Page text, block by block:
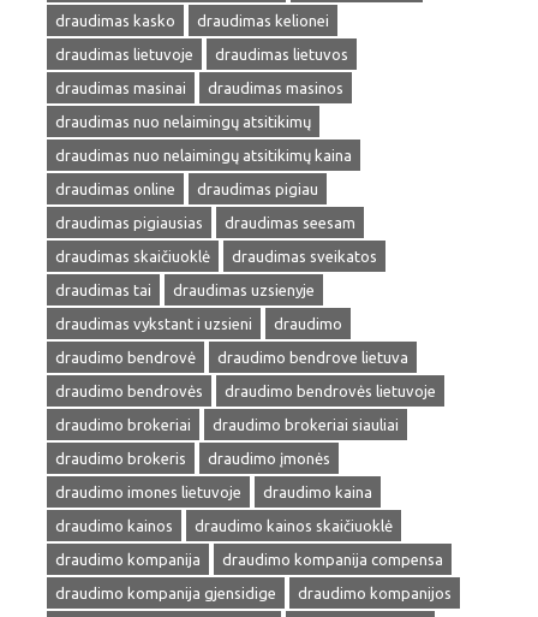
draudimas kasko
draudimas kelionei
draudimas lietuvoje
draudimas lietuvos
draudimas masinai
draudimas masinos
draudimas nuo nelaimingų atsitikimų
draudimas nuo nelaimingų atsitikimų kaina
draudimas online
draudimas pigiau
draudimas pigiausias
draudimas seesam
draudimas skaičiuoklė
draudimas sveikatos
draudimas tai
draudimas uzsienyje
draudimas vykstant i uzsieni
draudimo
draudimo bendrovė
draudimo bendrove lietuva
draudimo bendrovės
draudimo bendrovės lietuvoje
draudimo brokeriai
draudimo brokeriai siauliai
draudimo brokeris
draudimo įmonės
draudimo imones lietuvoje
draudimo kaina
draudimo kainos
draudimo kainos skaičiuoklė
draudimo kompanija
draudimo kompanija compensa
draudimo kompanija gjensidige
draudimo kompanijos